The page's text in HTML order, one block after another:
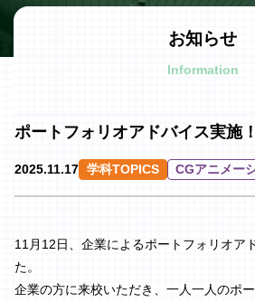
お知らせ
Information
ポートフォリオアドバイス実施！
2025.11.17 学科TOPICS CGアニメー
11月12日、企業によるポートフォリオア
た。
企業の方に来校いただき、一人一人のポ